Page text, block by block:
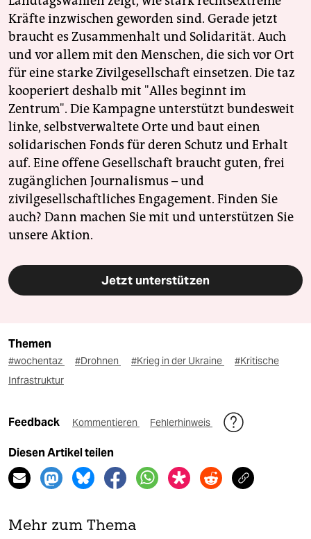
Kräfte inzwischen geworden sind. Gerade jetzt
braucht es Zusammenhalt und Solidarität. Auch
und vor allem mit den Menschen, die sich vor Ort
für eine starke Zivilgesellschaft einsetzen. Die taz
kooperiert deshalb mit "Alles beginnt im
Zentrum". Die Kampagne unterstützt bundesweit
linke, selbstverwaltete Orte und baut einen
solidarischen Fonds für deren Schutz und Erhalt
auf. Eine offene Gesellschaft braucht guten, frei
zugänglichen Journalismus – und
zivilgesellschaftliches Engagement. Finden Sie
auch? Dann machen Sie mit und unterstützen Sie
unsere Aktion.
Jetzt unterstützen
Themen
#wochentaz #Drohnen #Krieg in der Ukraine
#Kritische
Infrastruktur
Feedback Kommentieren Fehlerhinweis
Diesen Artikel teilen
Mehr zum Thema